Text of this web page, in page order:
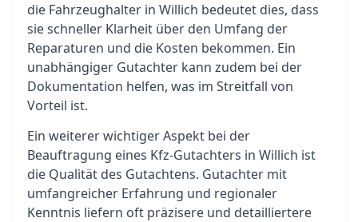
die Fahrzeughalter in Willich bedeutet dies, dass
sie schneller Klarheit über den Umfang der
Reparaturen und die Kosten bekommen. Ein
unabhängiger Gutachter kann zudem bei der
Dokumentation helfen, was im Streitfall von
Vorteil ist.
Ein weiterer wichtiger Aspekt bei der
Beauftragung eines Kfz-Gutachters in Willich ist
die Qualität des Gutachtens. Gutachter mit
umfangreicher Erfahrung und regionaler
Kenntnis liefern oft präzisere und detailliertere